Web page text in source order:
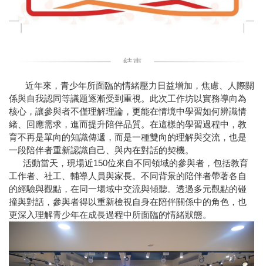
近年來，青少年所面臨的情緒壓力日益增加，焦慮、人際關
係與自我認同等議題逐漸受到重視。此次工作坊以實務導向為
核心，讓參與者不僅理解理論，更能在情境中學習如何辨識情
緒、回應需求，進而提升陪伴品質。在這樣的學習過程中，教
育不再是單向的知識傳遞，而是一種雙向的理解與交流，也是
一段陪伴者重新認識自己、與內在對話的契機。
活動當天，現場近150位來自不同領域的參與者，包括教育
工作者、社工、輔導人員與家長。不同背景的陪伴者帶著各自
的經驗與觀點，在同一場域中交流與傾聽。透過多元觀點的碰
撞與對話，參與者得以重新檢視自身在陪伴關係中的角色，也
更深入理解青少年在成長過程中所面臨的情緒狀態。